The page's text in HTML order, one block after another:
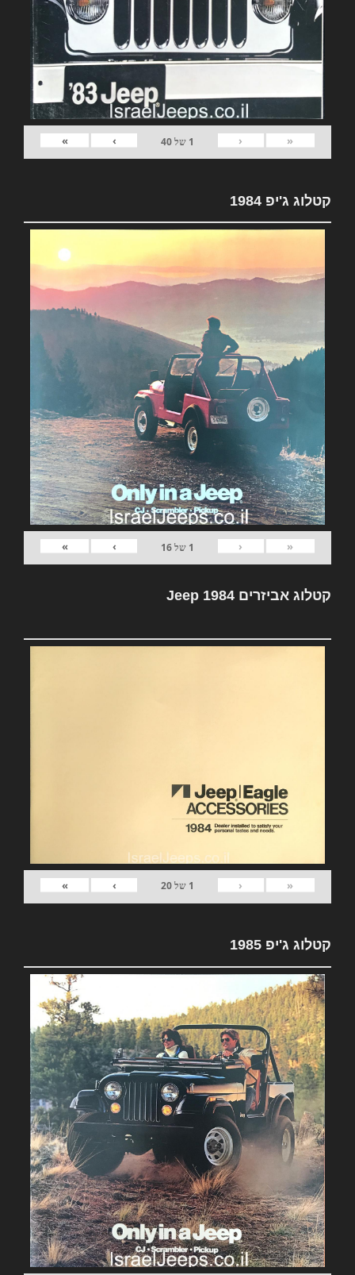
«
‹
1 של40
›
»
קטלוג ג'יפ 1984
«
‹
1 של16
›
»
קטלוג אביזרים Jeep 1984
«
‹
1 של20
›
»
קטלוג ג'יפ 1985